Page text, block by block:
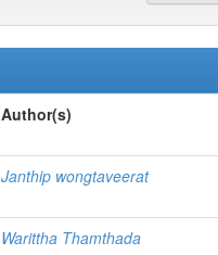
Author(s)
Janthip wongtaveerat
Warittha Thamthada